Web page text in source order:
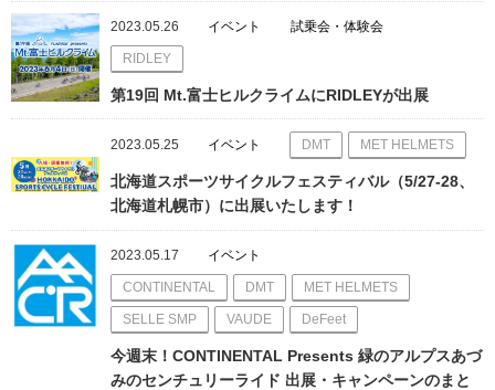
2023.05.26 イベント 試乗会・体験会
RIDLEY
第19回 Mt.富士ヒルクライムにRIDLEYが出展
2023.05.25 イベント DMT MET HELMETS
北海道スポーツサイクルフェスティバル（5/27-28、
北海道札幌市）に出展いたします！
2023.05.17 イベント
CONTINENTAL DMT MET HELMETS
SELLE SMP VAUDE DeFeet
今週末！CONTINENTAL Presents 緑のアルプスあづ
みのセンチュリーライド 出展・キャンペーンのまと